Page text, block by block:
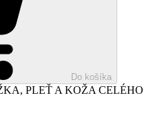
Do košíka
PLEŤ A KOŽA CELÉHO